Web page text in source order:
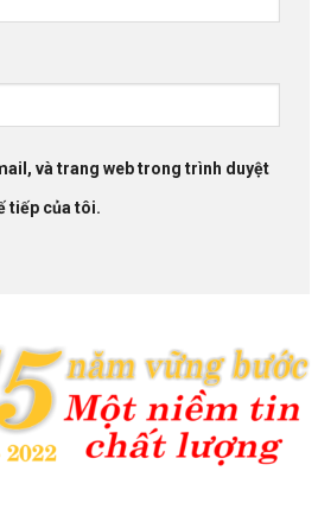
và trang web trong trình duyệt
tiếp của tôi.